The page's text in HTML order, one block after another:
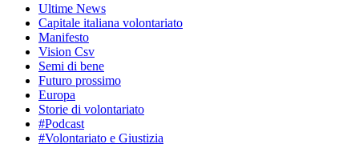
Ultime News
Capitale italiana volontariato
Manifesto
Vision Csv
Semi di bene
Futuro prossimo
Europa
Storie di volontariato
#Podcast
#Volontariato e Giustizia